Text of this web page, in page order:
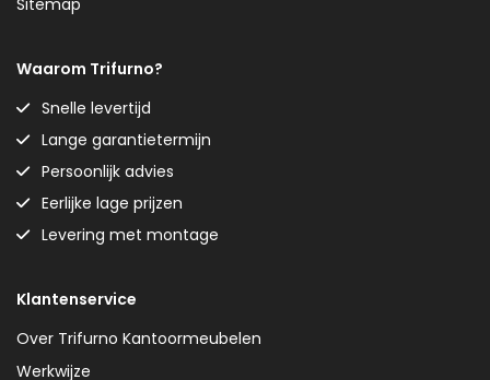
Sitemap
Waarom Trifurno?
Snelle levertijd
Lange garantietermijn
Persoonlijk advies
Eerlijke lage prijzen
Levering met montage
Klantenservice
Over Trifurno Kantoormeubelen
Werkwijze